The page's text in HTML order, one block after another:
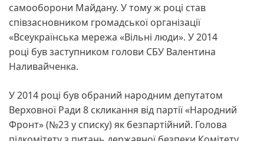
самооборони Майдану. У тому ж році став
співзасновником громадської організації
«Всеукраїнська мережа «Вільні люди». У 2014
році був заступником голови СБУ Валентина
Наливайченка.
У 2014 році був обраний народним депутатом
Верховної Ради 8 скликання від партії «Народний
Фронт» (№23 у списку) як безпартійний. Голова